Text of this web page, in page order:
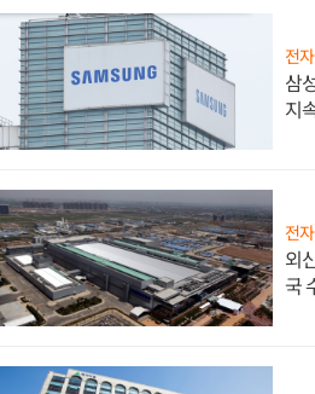
전
삼
지
전
외
국